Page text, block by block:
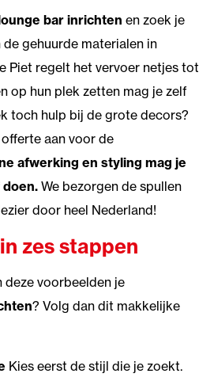
bar inrichten en zoek je
gehuurde materialen in
Piet regelt het vervoer netjes tot
op hun plek zetten mag je zelf
toch hulp bij de grote decors?
aan voor de
afwerking en styling mag je
doen. We bezorgen de spullen
door heel Nederland!
zes stappen
deze voorbeelden je
? Volg dan dit makkelijke
Kies eerst de stijl die je zoekt.